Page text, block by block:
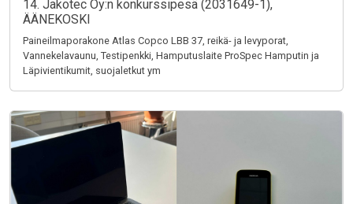
14. Jakotec Oy:n konkurssipesä (2031649-1),
ÄÄNEKOSKI
Paineilmaporakone Atlas Copco LBB 37, reikä- ja levyporat,
Vannekelavaunu, Testipenkki, Hamputuslaite ProSpec Hamputin ja
Läpivientikumit, suojaletkut ym